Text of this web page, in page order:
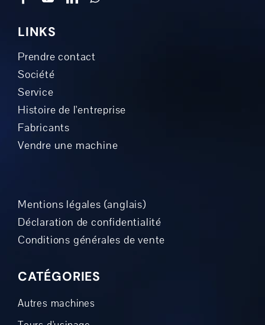
LINKS
Prendre contact
Société
Service
Histoire de l'entreprise
Fabricants
Vendre une machine
Mentions légales (anglais)
Déclaration de confidentialité
Conditions générales de vente
CATÉGORIES
Autres machines